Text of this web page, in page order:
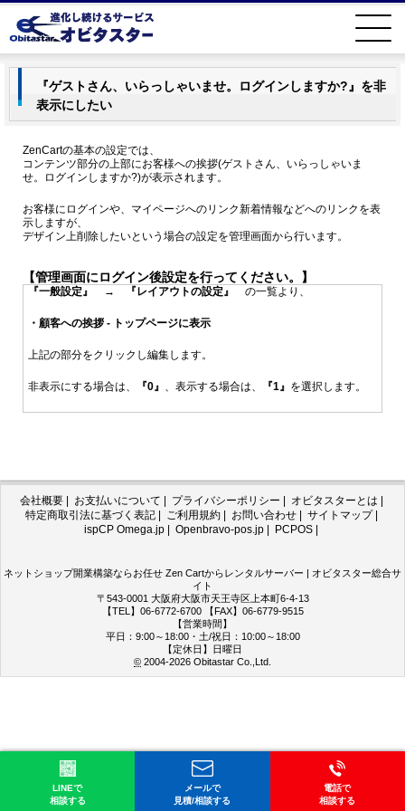
LINEで
相談する
メールで
見積/相談する
電話で
相談する
『ゲストさん、いらっしゃいませ。ログインしますか?』を非
表示にしたい
ZenCartの基本の設定では、
コンテンツ部分の上部にお客様への挨拶(ゲストさん、いらっしゃいま
せ。ログインしますか?)が表示されます。
お客様にログインや、マイページへのリンク新着情報などへのリンクを表
示しますが、
デザイン上削除したいという場合の設定を管理画面から行います。
【管理画面にログイン後設定を行ってください。】
『一般設定』 → 『レイアウトの設定』 の一覧より、
・顧客への挨拶 - トップページに表示
上記の部分をクリックし編集します。
非表示にする場合は、 『0』 、表示する場合は、 『1』 を選択します。
会社概要| お支払いについて プライバシーポリシー オビタスターとは
特定商取引法に基づく表記| ご利用規約| お問い合わせ| サイトマップ|
ispCP Omega.jp
Openbravo-pos.jp PCPOS
ネットショップ開業構築ならお任せ Zen Cartからレンタルサーバー | オビタスター総合サ
イト
〒543-0001 大阪府大阪市天王寺区上本町6-4-13
【TEL】06-6772-6700 【FAX】06-6779-9515
【営業時間】
平日：9:00～18:00・土/祝日：10:00～18:00
【定休日】日曜日
© 2004-2026 Obitastar Co.,Ltd.